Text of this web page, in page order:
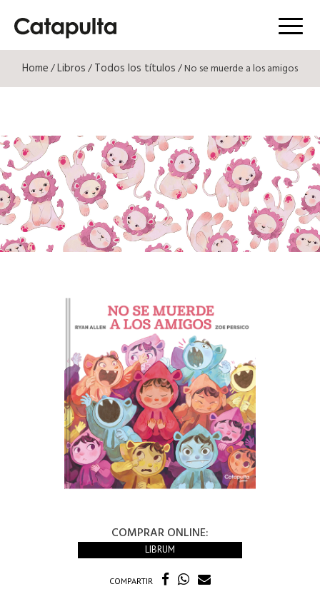
Menú
Home/Libros/Todos los títulos/ No se muerde a los amigos
COMPRAR ONLINE:
LIBRUM
COMPARTIR